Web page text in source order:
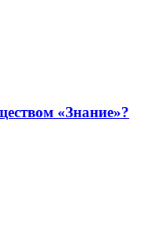
«Знание»?